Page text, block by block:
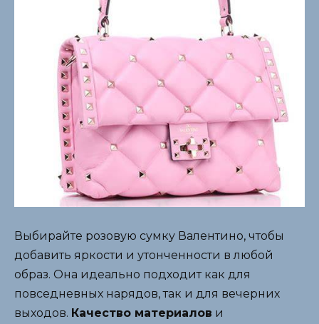
Выбирайте розовую сумку Валентино, чтобы
добавить яркости и утонченности в любой
образ. Она идеально подходит как для
повседневных нарядов, так и для вечерних
выходов. Качество материалов и